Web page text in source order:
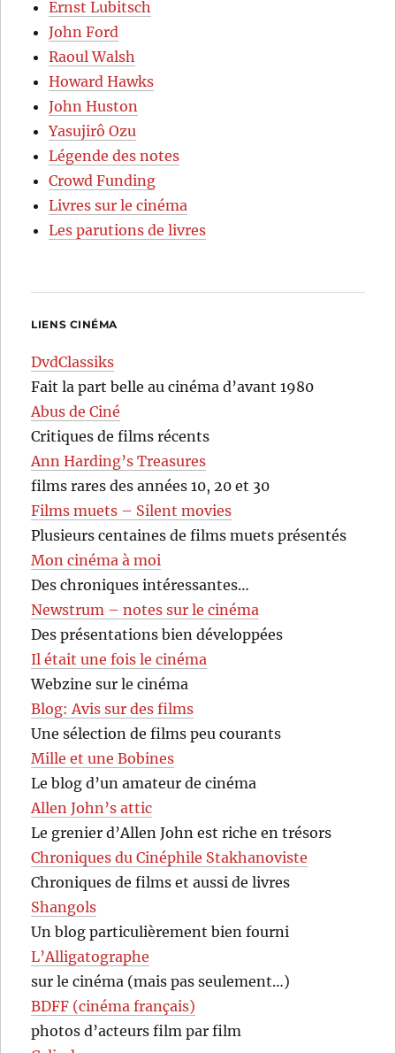
Ernst Lubitsch
John Ford
Raoul Walsh
Howard Hawks
John Huston
Yasujirô Ozu
Légende des notes
Crowd Funding
Livres sur le cinéma
Les parutions de livres
LIENS CINÉMA
DvdClassiks
Fait la part belle au cinéma d’avant 1980
Abus de Ciné
Critiques de films récents
Ann Harding’s Treasures
films rares des années 10, 20 et 30
Films muets – Silent movies
Plusieurs centaines de films muets présentés
Mon cinéma à moi
Des chroniques intéressantes…
Newstrum – notes sur le cinéma
Des présentations bien développées
Il était une fois le cinéma
Webzine sur le cinéma
Blog: Avis sur des films
Une sélection de films peu courants
Mille et une Bobines
Le blog d’un amateur de cinéma
Allen John’s attic
Le grenier d’Allen John est riche en trésors
Chroniques du Cinéphile Stakhanoviste
Chroniques de films et aussi de livres
Shangols
Un blog particulièrement bien fourni
L’Alligatographe
sur le cinéma (mais pas seulement…)
BDFF (cinéma français)
photos d’acteurs film par film